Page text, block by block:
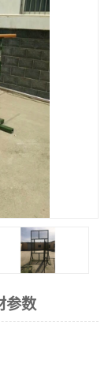
参数